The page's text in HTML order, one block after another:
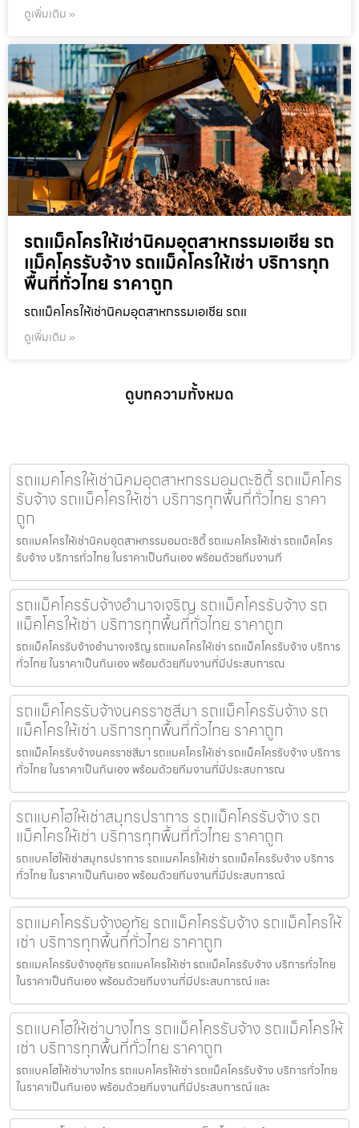
ดูเพิ่มเติม »
รถแม็คโครให้เช่านิคมอุตสาหกรรมเอเชีย รถ
แม็คโครรับจ้าง รถแม็คโครให้เช่า บริการทุก
พื้นที่ทั่วไทย ราคาถูก
รถแม็คโครให้เช่านิคมอุตสาหกรรมเอเชีย รถแ
ดูเพิ่มเติม »
ดูบทความทั้งหมด
รถแมคโครให้เช่านิคมอุตสาหกรรมอมตะซิตี้ รถแม็คโคร
รับจ้าง รถแม็คโครให้เช่า บริการทุกพื้นที่ทั่วไทย ราคา
ถูก
รถแมคโครให้เช่านิคมอุตสาหกรรมอมตะซิตี้ รถแมคโครให้เช่า รถแม็คโคร
รับจ้าง บริการทั่วไทย ในราคาเป็นกันเอง พร้อมด้วยทีมงานที
รถแม็คโครรับจ้างอำนาจเจริญ รถแม็คโครรับจ้าง รถ
แม็คโครให้เช่า บริการทุกพื้นที่ทั่วไทย ราคาถูก
รถแม็คโครรับจ้างอำนาจเจริญ รถแมคโครให้เช่า รถแม็คโครรับจ้าง บริการ
ทั่วไทย ในราคาเป็นกันเอง พร้อมด้วยทีมงานที่มีประสบการณ
รถแม็คโครรับจ้างนครราชสีมา รถแม็คโครรับจ้าง รถ
แม็คโครให้เช่า บริการทุกพื้นที่ทั่วไทย ราคาถูก
รถแม็คโครรับจ้างนครราชสีมา รถแมคโครให้เช่า รถแม็คโครรับจ้าง บริการ
ทั่วไทย ในราคาเป็นกันเอง พร้อมด้วยทีมงานที่มีประสบการณ
รถแบคโฮให้เช่าสมุทรปราการ รถแม็คโครรับจ้าง รถ
แม็คโครให้เช่า บริการทุกพื้นที่ทั่วไทย ราคาถูก
รถแบคโฮให้เช่าสมุทรปราการ รถแมคโครให้เช่า รถแม็คโครรับจ้าง บริการ
ทั่วไทย ในราคาเป็นกันเอง พร้อมด้วยทีมงานที่มีประสบการณ์
รถแมคโครรับจ้างอุทัย รถแม็คโครรับจ้าง รถแม็คโครให้
เช่า บริการทุกพื้นที่ทั่วไทย ราคาถูก
รถแมคโครรับจ้างอุทัย รถแมคโครให้เช่า รถแม็คโครรับจ้าง บริการทั่วไทย
ในราคาเป็นกันเอง พร้อมด้วยทีมงานที่มีประสบการณ์ และ
รถแบคโฮให้เช่าบางไทร รถแม็คโครรับจ้าง รถแม็คโครให้
เช่า บริการทุกพื้นที่ทั่วไทย ราคาถูก
รถแบคโฮให้เช่าบางไทร รถแมคโครให้เช่า รถแม็คโครรับจ้าง บริการทั่วไทย
ในราคาเป็นกันเอง พร้อมด้วยทีมงานที่มีประสบการณ์ และ